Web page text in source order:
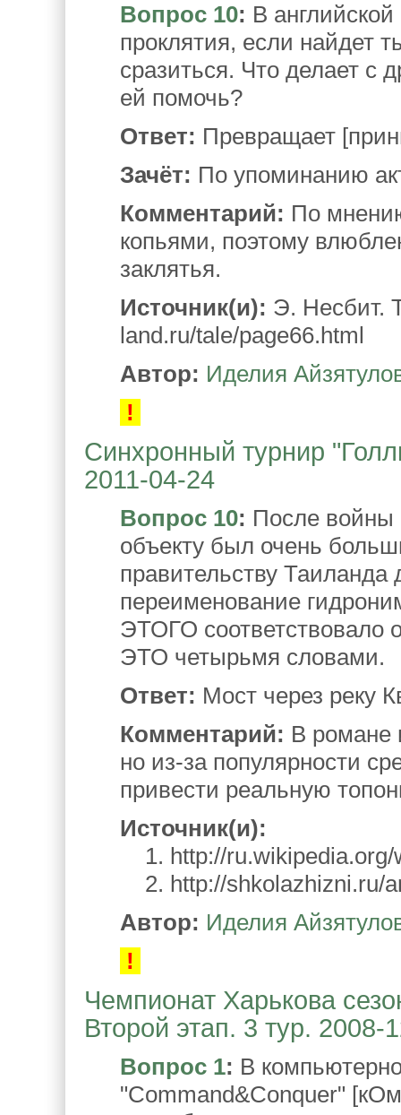
Вопрос 10: В
проклятия, если найдет
сразиться. Что делает с
ей помочь?
Ответ: Превращает
Зачёт: По упоминанию
Комментарий: По
копьями, поэтому
заклятья.
Источник(и): Э. Несбит.
land.ru/tale/page66.html
Автор: Иделия
!
Синхронный турнир
2011-04-24
Вопрос 10: После войны
объекту был очень
правительству
переименование
ЭТОГО соответствовало
ЭТО четырьмя словами.
Ответ: Мост через реку
Комментарий: В романе
но из-за популярности
привести реальную
Источник(и):
1. http://ru.wikipedia.org/
2. http://shkolazhizni.ru/
Автор: Иделия
!
Чемпионат Харькова
Второй этап. 3 тур. 2008-
Вопрос 1: В
"Command&Conquer"